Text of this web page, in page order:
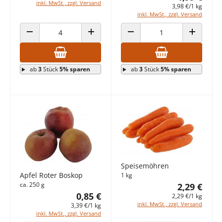
inkl. MwSt., zzgl. Versand
ANZAHL VERRINGERN ANZAHL ERHÖHEN
ab3Stück5% sparen
3,98 €/1 kg
inkl. MwSt., zzgl. Versand
ANZAHL VERRINGERN ANZAHL
ab3Stück5% sparen
Apfel Roter Boskop
ca. 250 g
0,85 €
3,39 €/1 kg
inkl. MwSt., zzgl. Versand
Speisemöhren
1 kg
2,29 €
2,29 €/1 kg
inkl. MwSt., zzgl. Versand